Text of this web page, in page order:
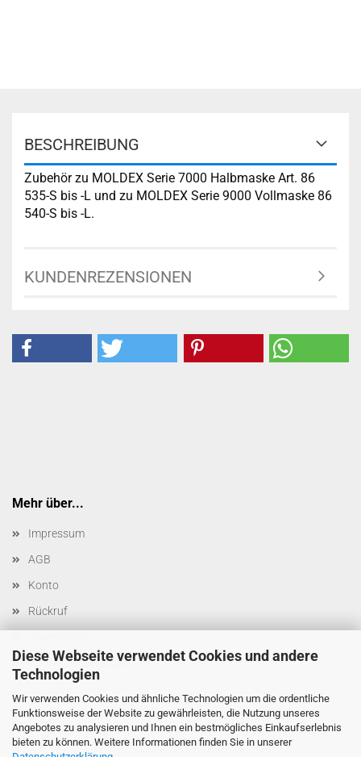
Diese Webseite verwendet Cookies und andere
Technologien
Wir verwenden Cookies und ähnliche Technologien um die ordentliche
Funktionsweise der Website zu gewährleisten, die Nutzung unseres
Angebotes zu analysieren und Ihnen ein bestmögliches Einkaufserlebnis
bieten zu können. Weitere Informationen finden Sie in unserer
BESCHREIBUNG
Zubehör zu MOLDEX Serie 7000 Halbmaske Art. 86
535-S bis -L und zu MOLDEX Serie 9000 Vollmaske 86
540-S bis -L.
KUNDENREZENSIONEN
Mehr über...
Impressum
AGB
Konto
Rückruf
Cookie Einstellungen